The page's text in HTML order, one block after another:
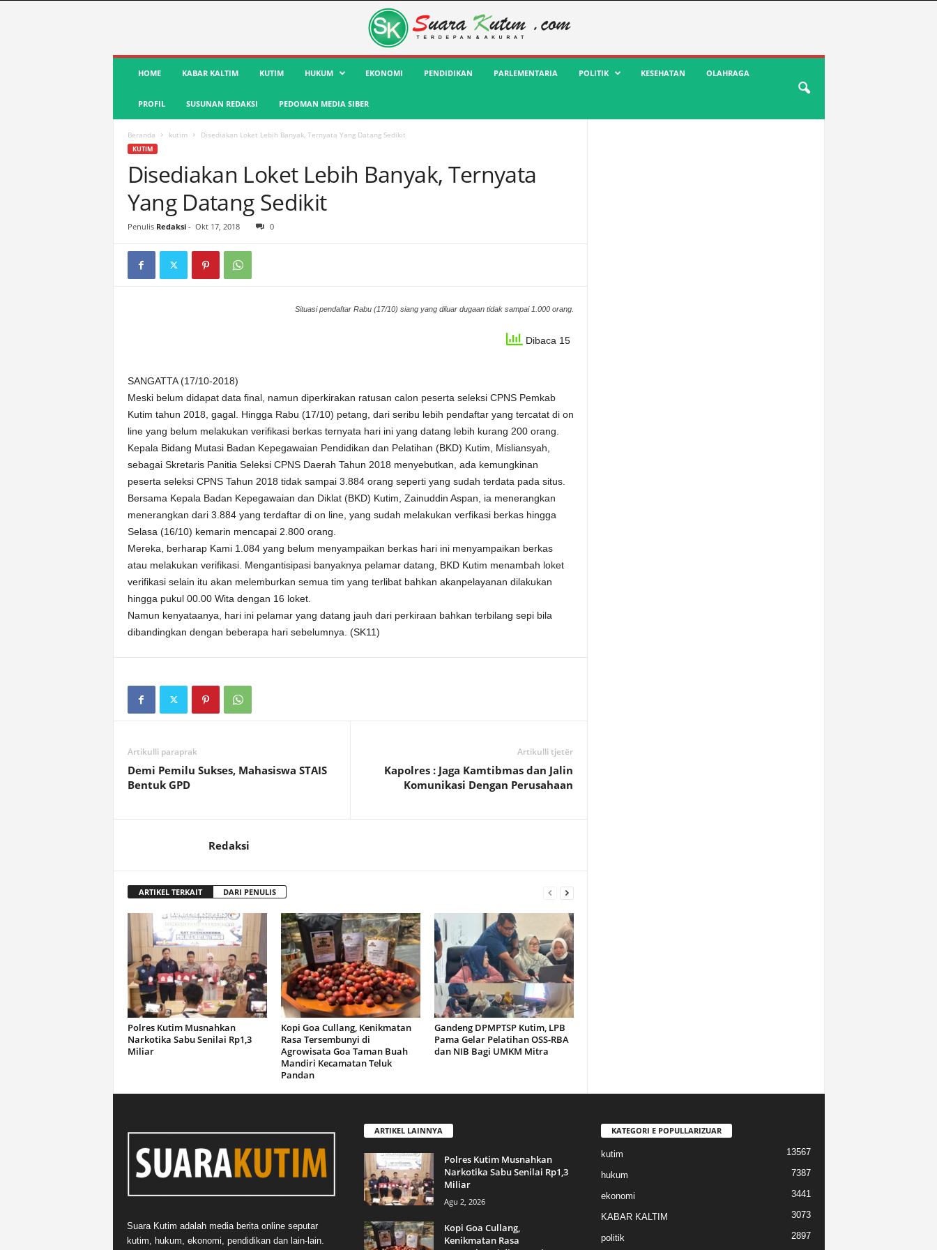
a
HOME KABAR KALTIM KUTIM HUKUM EKONOMI PENDIDIKAN PARLEMENTARIA POLITIK KESEHATAN OLAHRAGA
PROFIL SUSUNAN REDAKSI PEDOMAN MEDIA SIBER
Beranda kutim Disediakan Loket Lebih Banyak, Ternyata Yang Datang Sedikit
KUTIM
Disediakan Loket Lebih Banyak, Ternyata
Yang Datang Sedikit
Penulis Redaksi- Okt 17, 2018 0
Situasi pendaftar Rabu (17/10) siang yang diluar dugaan tidak sampai 1.000 orang.
Dibaca 15
SANGATTA (17/10-2018)
Meski belum didapat data final, namun diperkirakan ratusan calon peserta seleksi CPNS Pemkab
Kutim tahun 2018, gagal. Hingga Rabu (17/10) petang, dari seribu lebih pendaftar yang tercatat di on
line yang belum melakukan verifikasi berkas ternyata hari ini yang datang lebih kurang 200 orang.
Kepala Bidang Mutasi Badan Kepegawaian Pendidikan dan Pelatihan (BKD) Kutim, Misliansyah,
sebagai Skretaris Panitia Seleksi CPNS Daerah Tahun 2018 menyebutkan, ada kemungkinan
peserta seleksi CPNS Tahun 2018 tidak sampai 3.884 orang seperti yang sudah terdata pada situs.
Bersama Kepala Badan Kepegawaian dan Diklat (BKD) Kutim, Zainuddin Aspan, ia menerangkan
menerangkan dari 3.884 yang terdaftar di on line, yang sudah melakukan verfikasi berkas hingga
Selasa (16/10) kemarin mencapai 2.800 orang.
Mereka, berharap Kami 1.084 yang belum menyampaikan berkas hari ini menyampaikan berkas
atau melakukan verifikasi. Mengantisipasi banyaknya pelamar datang, BKD Kutim menambah loket
verifikasi selain itu akan melemburkan semua tim yang terlibat bahkan akanpelayanan dilakukan
hingga pukul 00.00 Wita dengan 16 loket.
Namun kenyataanya, hari ini pelamar yang datang jauh dari perkiraan bahkan terbilang sepi bila
dibandingkan dengan beberapa hari sebelumnya. (SK11)
Artikulli paraprak
Demi Pemilu Sukses, Mahasiswa STAIS
Bentuk GPD
Artikulli tjetër
Kapolres : Jaga Kamtibmas dan Jalin
Komunikasi Dengan Perusahaan
Redaksi
ARTIKEL TERKAIT DARI PENULIS
Polres Kutim Musnahkan
Narkotika Sabu Senilai Rp1,3
Miliar
Kopi Goa Cullang, Kenikmatan
Rasa Tersembunyi di
Agrowisata Goa Taman Buah
Mandiri Kecamatan Teluk
Pandan
Gandeng DPMPTSP Kutim, LPB
Pama Gelar Pelatihan OSS-RBA
dan NIB Bagi UMKM Mitra
Suara Kutim adalah media berita online seputar
kutim, hukum, ekonomi, pendidikan dan lain-lain.
ARTIKEL LAINNYA
Polres Kutim Musnahkan
Narkotika Sabu Senilai Rp1,3
Miliar
Agu 2, 2026
Kopi Goa Cullang,
Kenikmatan Rasa
KATEGORI E POPULLARIZUAR
kutim 13567
hukum 7387
ekonomi 3441
KABAR KALTIM 3073
politik 2897